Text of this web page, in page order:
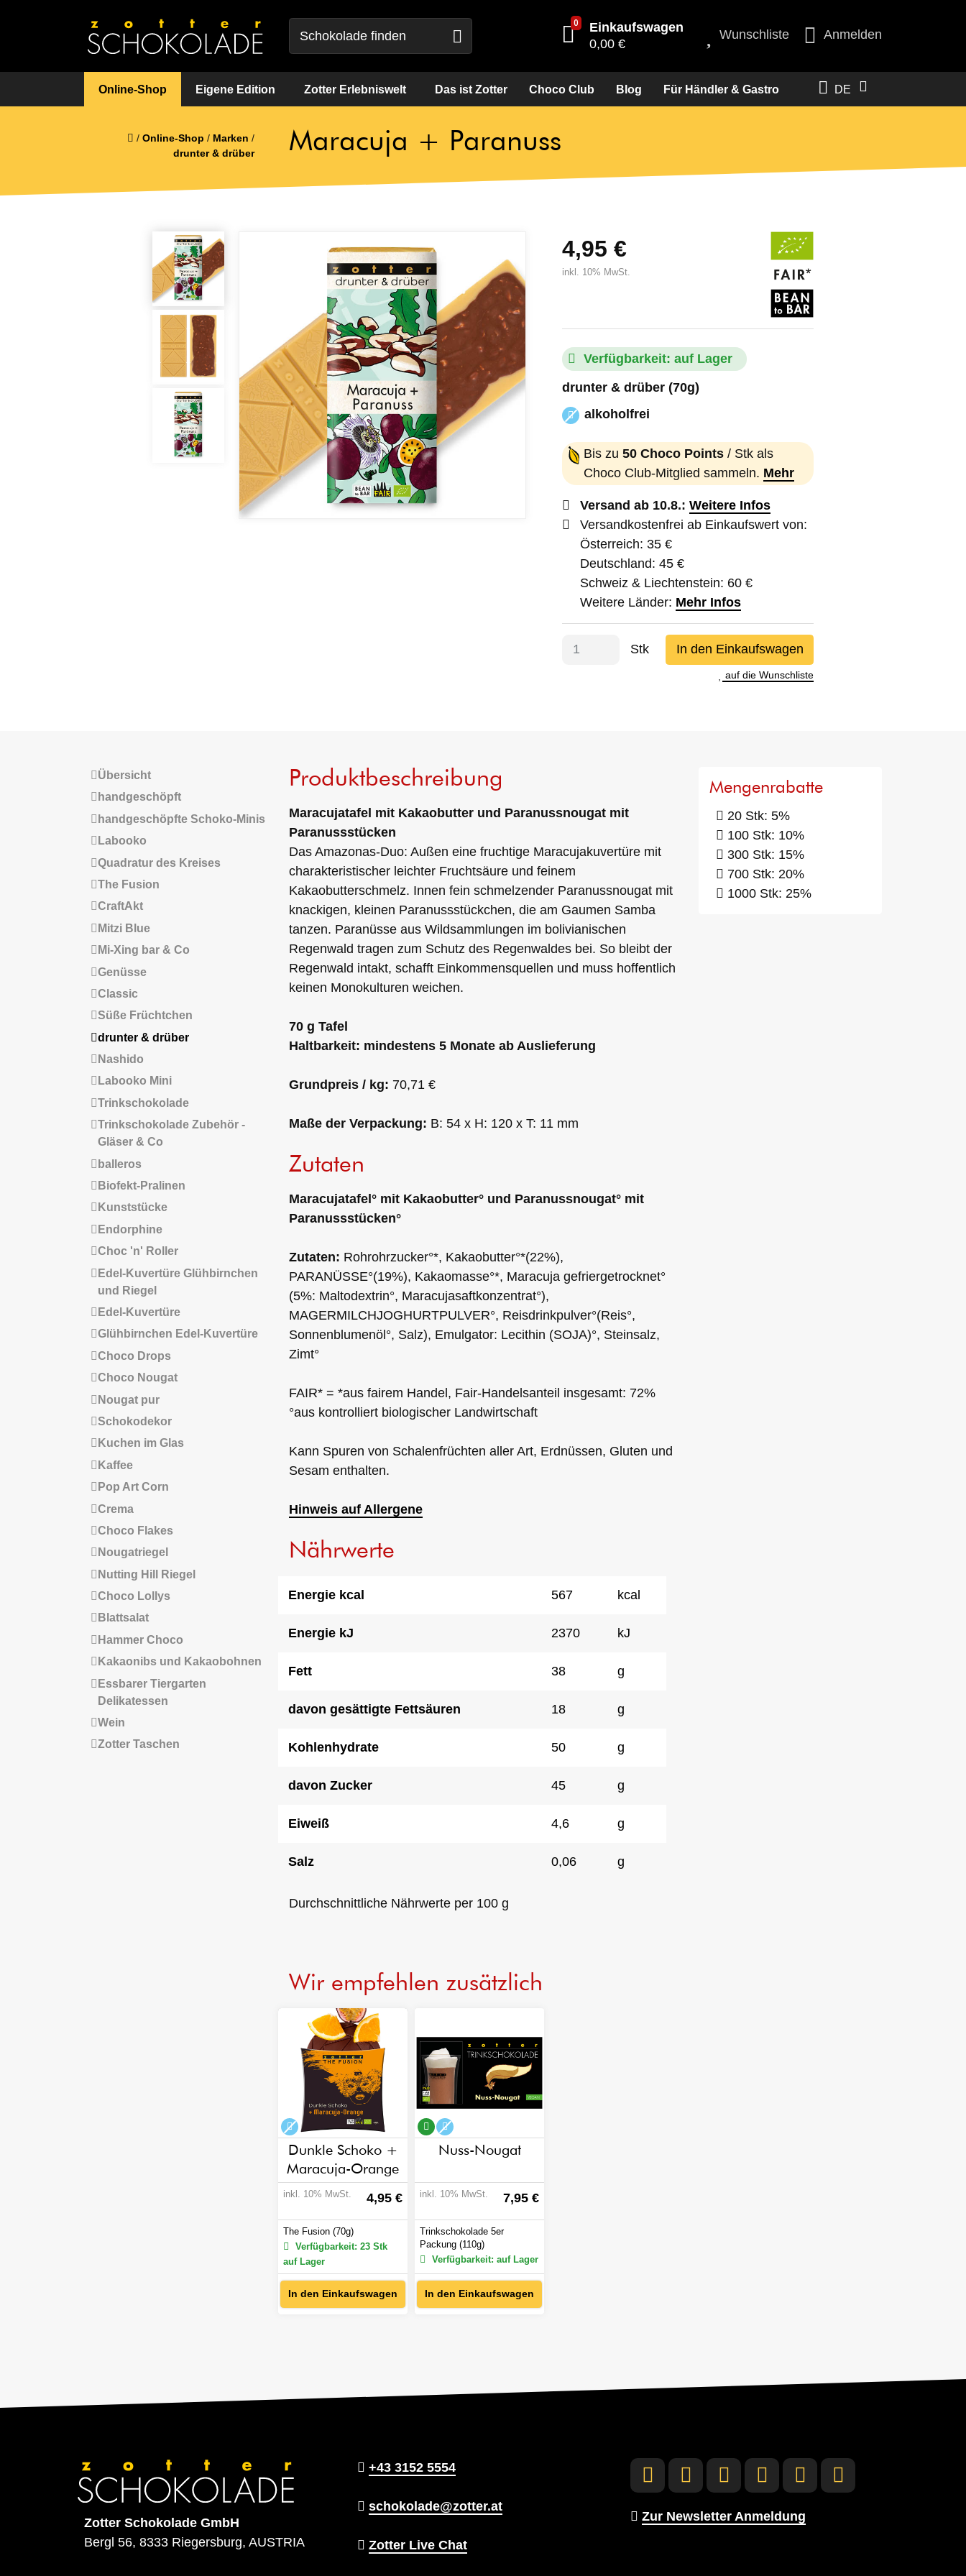
Suche
0
Einkaufswagen
0,00 €
Wunschliste Anmelden
Online-Shop Eigene Edition Zotter Erlebniswelt Das ist Zotter Choco Club Blog Für Händler & Gastro DE
/ Online-Shop / Marken /
drunter & drüber
Maracuja + Paranuss
4,95 €
inkl. 10% MwSt.
Verfügbarkeit: auf Lager
drunter & drüber (70g)
alkoholfrei
Bis zu 50 Choco Points / Stk als
Choco Club-Mitglied sammeln. Mehr
Versand ab 10.8.: Weitere Infos
Versandkostenfrei ab Einkaufswert von:
Österreich: 35 €
Deutschland: 45 €
Schweiz & Liechtenstein: 60 €
Weitere Länder: Mehr Infos
Stk In den Einkaufswagen
auf die Wunschliste
Übersicht
handgeschöpft
handgeschöpfte Schoko-Minis
Labooko
Quadratur des Kreises
The Fusion
CraftAkt
Mitzi Blue
Mi-Xing bar & Co
Genüsse
Classic
Süße Früchtchen
drunter & drüber
Nashido
Labooko Mini
Trinkschokolade
Trinkschokolade Zubehör -
Gläser & Co
balleros
Biofekt-Pralinen
Kunststücke
Endorphine
Choc 'n' Roller
Edel-Kuvertüre Glühbirnchen
und Riegel
Edel-Kuvertüre
Glühbirnchen Edel-Kuvertüre
Choco Drops
Choco Nougat
Nougat pur
Schokodekor
Kuchen im Glas
Kaffee
Pop Art Corn
Crema
Choco Flakes
Nougatriegel
Nutting Hill Riegel
Choco Lollys
Blattsalat
Hammer Choco
Kakaonibs und Kakaobohnen
Essbarer Tiergarten
Delikatessen
Wein
Zotter Taschen
Produktbeschreibung
Maracujatafel mit Kakaobutter und Paranussnougat mit
Paranussstücken
Das Amazonas-Duo: Außen eine fruchtige Maracujakuvertüre mit
charakteristischer leichter Fruchtsäure und feinem
Kakaobutterschmelz. Innen fein schmelzender Paranussnougat mit
knackigen, kleinen Paranussstückchen, die am Gaumen Samba
tanzen. Paranüsse aus Wildsammlungen im bolivianischen
Regenwald tragen zum Schutz des Regenwaldes bei. So bleibt der
Regenwald intakt, schafft Einkommensquellen und muss hoffentlich
keinen Monokulturen weichen.
70 g Tafel
Haltbarkeit: mindestens 5 Monate ab Auslieferung
Grundpreis / kg: 70,71 €
Maße der Verpackung: B: 54 x H: 120 x T: 11 mm
Zutaten
Maracujatafel° mit Kakaobutter° und Paranussnougat° mit
Paranussstücken°
Zutaten: Rohrohrzucker°*, Kakaobutter°*(22%),
PARANÜSSE°(19%), Kakaomasse°*, Maracuja gefriergetrocknet°
(5%: Maltodextrin°, Maracujasaftkonzentrat°),
MAGERMILCHJOGHURTPULVER°, Reisdrinkpulver°(Reis°,
Sonnenblumenöl°, Salz), Emulgator: Lecithin (SOJA)°, Steinsalz,
Zimt°
FAIR* = *aus fairem Handel, Fair-Handelsanteil insgesamt: 72%
°aus kontrolliert biologischer Landwirtschaft
Kann Spuren von Schalenfrüchten aller Art, Erdnüssen, Gluten und
Sesam enthalten.
Hinweis auf Allergene
Nährwerte
Energie kcal 567 kcal
Energie kJ 2370 kJ
Fett 38 g
davon gesättigte Fettsäuren 18 g
Kohlenhydrate 50 g
davon Zucker 45 g
Eiweiß 4,6 g
Salz 0,06 g
Durchschnittliche Nährwerte per 100 g
Wir empfehlen zusätzlich
alkoholfrei
Dunkle Schoko +
Maracuja-Orange
inkl. 10% MwSt. 4,95 €
The Fusion (70g)
Verfügbarkeit: 23 Stk
auf Lager
In den Einkaufswagen
vegan
Nuss-Nougat
inkl. 10% MwSt. 7,95 €
Trinkschokolade 5er
Packung (110g)
Verfügbarkeit: auf Lager
In den Einkaufswagen
Mengenrabatte
20 Stk: 5%
100 Stk: 10%
300 Stk: 15%
700 Stk: 20%
1000 Stk: 25%
Zotter Schokolade GmbH
Bergl 56, 8333 Riegersburg, AUSTRIA
+43 3152 5554
schokolade@zotter.at
Zotter Live Chat
Zur Newsletter Anmeldung